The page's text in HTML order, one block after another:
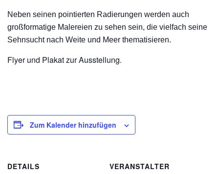
Neben seinen pointierten Radierungen werden auch
großformatige Malereien zu sehen sein, die vielfach seine
Sehnsucht nach Weite und Meer thematisieren.
Flyer und Plakat zur Ausstellung.
Zum Kalender hinzufügen
DETAILS
VERANSTALTER